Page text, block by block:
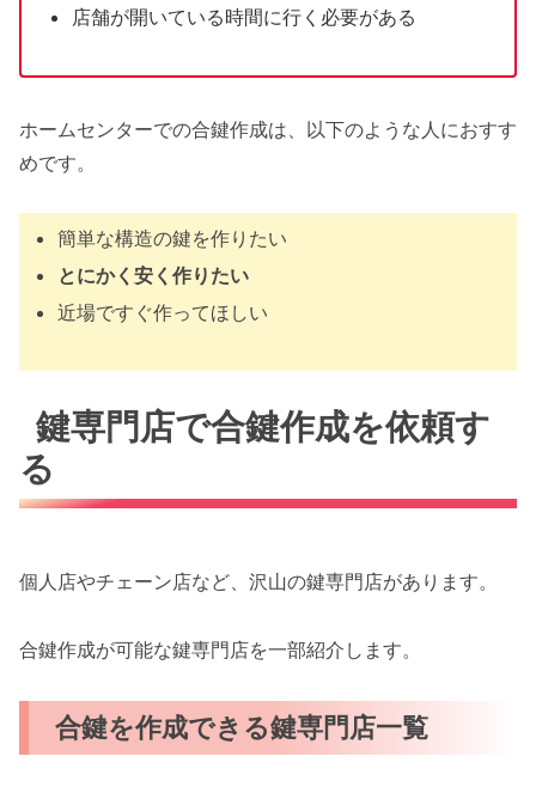
店舗が開いている時間に行く必要がある
ホームセンターでの合鍵作成は、以下のような人におすす
めです。
簡単な構造の鍵を作りたい
とにかく安く作りたい
近場ですぐ作ってほしい
鍵専門店で合鍵作成を依頼す
る
個人店やチェーン店など、沢山の鍵専門店があります。
合鍵作成が可能な鍵専門店を一部紹介します。
合鍵を作成できる鍵専門店一覧